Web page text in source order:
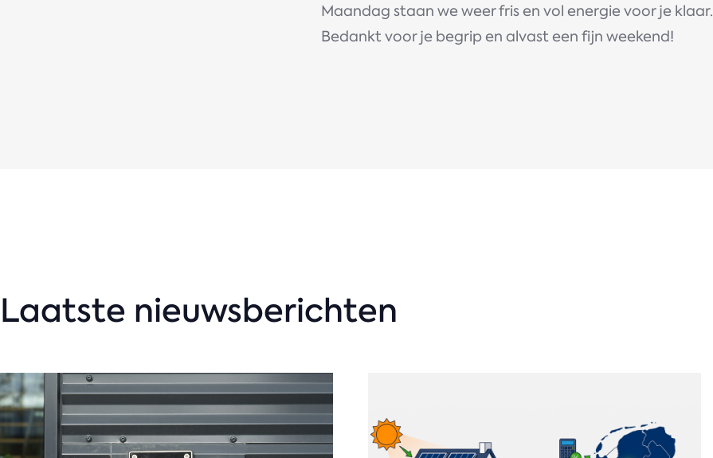
Maandag staan we weer fris en vol energie voor je klaar.
Bedankt voor je begrip en alvast een fijn weekend!
Laatste nieuwsberichten